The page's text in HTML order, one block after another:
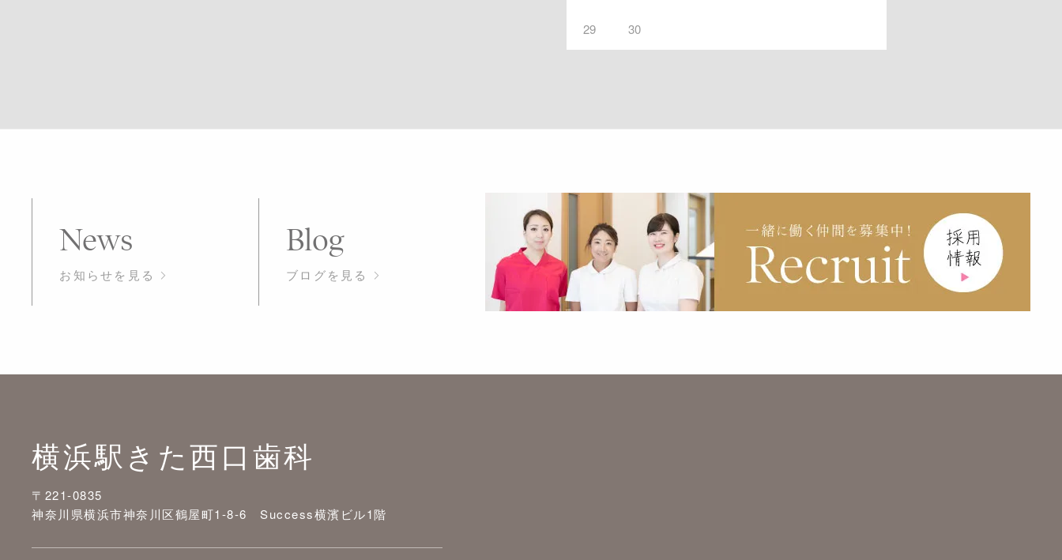
29 30
News
お知らせを見る
Blog
ブログを見る
横浜駅きた西口歯科
〒221-0835
神奈川県横浜市神奈川区鶴屋町1-8-6 Success横濱ビル1階